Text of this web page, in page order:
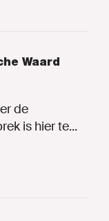
Waard
de
is hier te...